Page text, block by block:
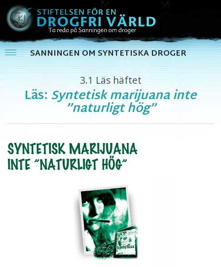
SANNINGEN OM SYNTETISKA DROGER
3.1 Läs häftet
Läs: Syntetisk marijuana inte
”naturligt hög”
SYNTETISK MARIJUANA
INTE ”NATURLIGT HÖG”